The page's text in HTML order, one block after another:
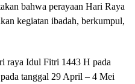
bahwa perayaan Hari Raya
kegiatan ibadah, berkumpul,
raya Idul Fitri 1443 H pada
tanggal 29 April – 4 Mei